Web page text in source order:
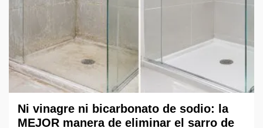
Ni vinagre ni bicarbonato de sodio: la
MEJOR manera de eliminar el sarro de